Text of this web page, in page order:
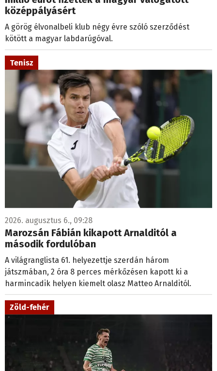
középpályásért
A görög élvonalbeli klub négy évre szóló szerződést
kötött a magyar labdarúgóval.
Tenisz
2026. augusztus 6., 09:28
Marozsán Fábián kikapott Arnalditól a
második fordulóban
A világranglista 61. helyezettje szerdán három
játszmában, 2 óra 8 perces mérkőzésen kapott ki a
harmincadik helyen kiemelt olasz Matteo Arnalditól.
Zöld-fehér